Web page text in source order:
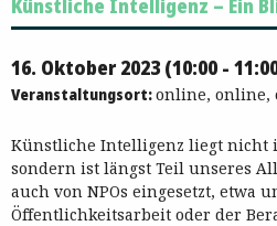
springen
Künstliche Intelligenz – Ein
16. Oktober 2023 (10:00 -
Veranstaltungsort:online, online,
Künstliche Intelligenz liegt nicht
sondern ist längst Teil unseres
auch von NPOs eingesetzt, etwa
Öffentlichkeitsarbeit oder der